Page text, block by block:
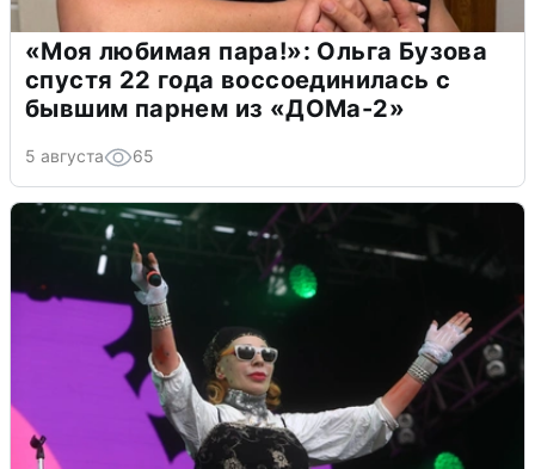
«Моя любимая пара!»: Ольга Бузова
спустя 22 года воссоединилась с
бывшим парнем из «ДОМа-2»
5 августа 65